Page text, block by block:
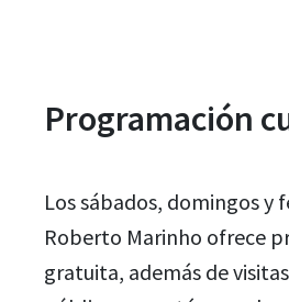
Programación
Los sábados, domingos y
Roberto Marinho ofrece
gratuita, además de